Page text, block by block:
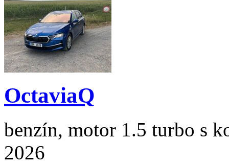
OctaviaQ
benzín, motor 1.5 turbo s
2026